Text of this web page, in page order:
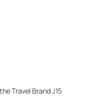
Travel Brand J15